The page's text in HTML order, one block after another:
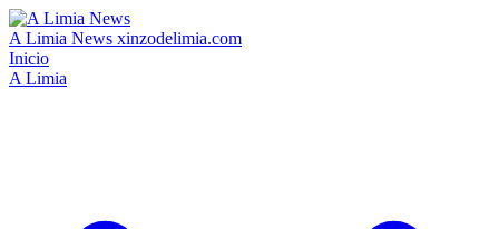
A Limia News xinzodelimia.com
Inicio
A Limia